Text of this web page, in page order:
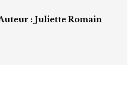
: Juliette Romain